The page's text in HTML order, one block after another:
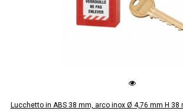
Lucchetto in ABS 38 mm, arco inox Ø 4,76 mm H